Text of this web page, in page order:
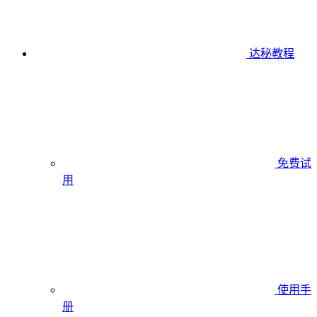
达秘教程
免费试
用
使用手
册